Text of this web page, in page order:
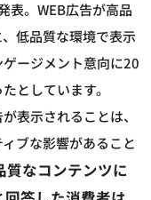
表。WEB広告が高品
低品質な環境で表示
ージメント意向に20
としています。
表示されることは、
ブな影響があること
質なコンテンツに